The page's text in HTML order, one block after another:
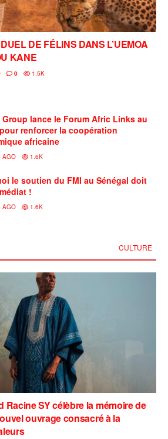
DE FÉLINS DANS L’UEMOA
KANE
0 1.5K
Group lance le Forum Afric Links au
renforcer la coopération
africaine
AGO 1.6K
le soutien du FMI au Sénégal doit
!
AGO 1.6K
CULTURE
Racine SY célèbre la mémoire de
ouvrage consacré à la